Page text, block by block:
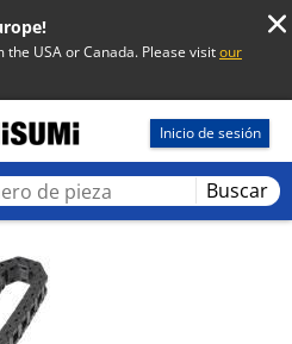
USA or Canada. Please visitour
Inicio de sesión
Buscar